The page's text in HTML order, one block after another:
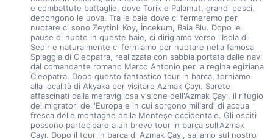
e combattute battaglie, dove Torik e Palamut, grandi pesci,
depongono le uova. Tra le baie dove ci fermeremo per
nuotare ci sono Zeytinli Koy, İncekum, Baia Blu. Dopo le
pause di nuoto in queste baie, ci dirigiamo verso l'Isola di
Sedir e naturalmente ci fermiamo per nuotare nella famosa
Spiaggia di Cleopatra, realizzata con sabbia portata dalle navi
dal comandante romano Marco Antonio per la regina egiziana
Cleopatra. Dopo questo fantastico tour in barca, torniamo
alla località di Akyaka per visitare Azmak Çayı. Sarete
affascinati dalla meravigliosa visione dell'Azmak Çayı, il rifugio
dei migratori dell'Europa e in cui sorgono miliardi di acqua
fresca delle montagne della Menteşe occidentale. Gli ospiti
possono partecipare a un breve tour in barca sull'Azmak
Çayı. Dopo il tour in barca di Azmak Çayı, saliamo sul nostro